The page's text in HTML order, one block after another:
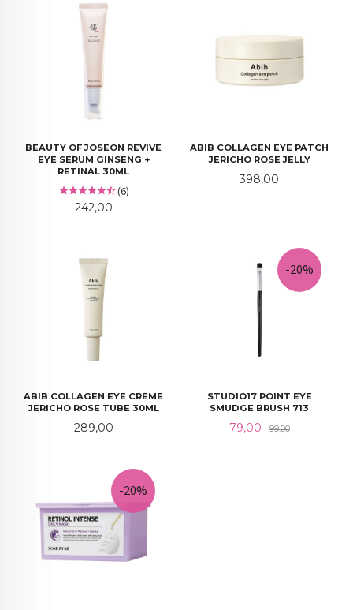
BEAUTY OF JOSEON REVIVE
EYE SERUM GINSENG +
RETINAL 30ML
(6)
Pris
242,00
ABIB COLLAGEN EYE PATCH
JERICHO ROSE JELLY
Pris
398,00
ABIB COLLAGEN EYE CREME
JERICHO ROSE TUBE 30ML
Pris
289,00
STUDIO17 POINT EYE
SMUDGE BRUSH 713
Tilbud
79,00 99,00Rabatt
-20%
-20%